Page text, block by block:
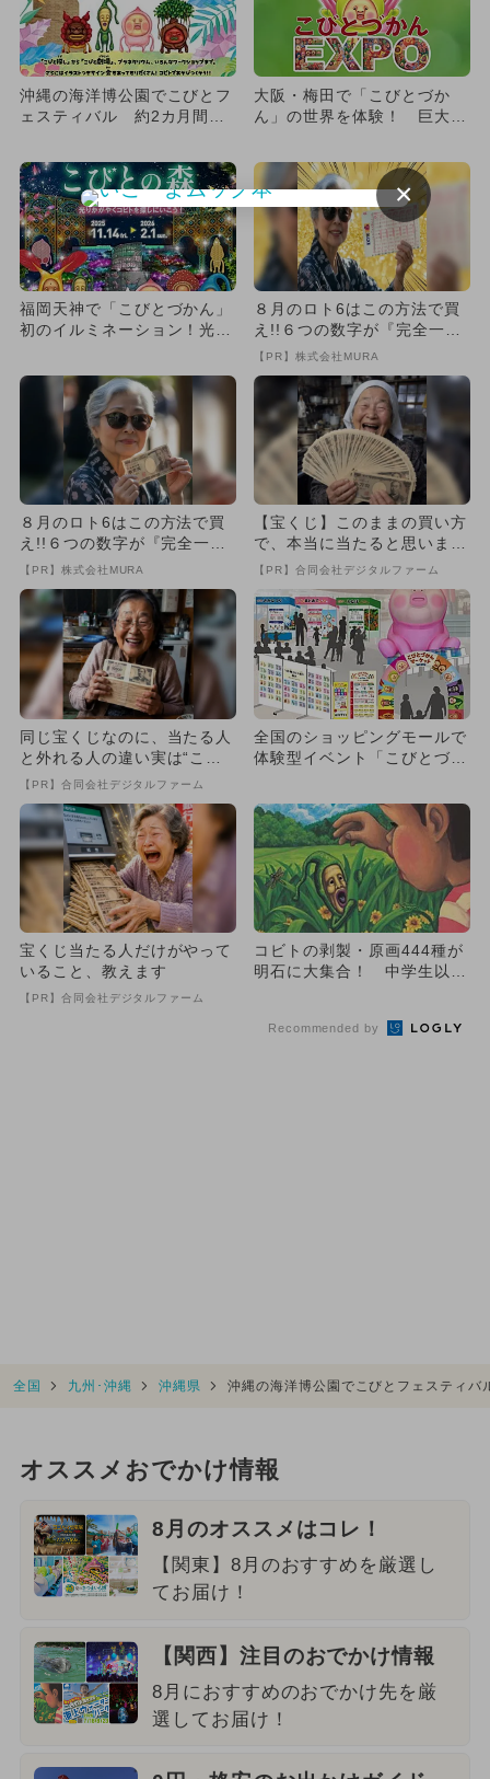
沖縄の海洋博公園でこびとフ
ェスティバル 約2カ月間開
大阪・梅田で「こびとづか
ん」の世界を体験！ 巨大ジ
福岡天神で「こびとづかん」
初のイルミネーション！光る
８月のロト6はこの方法で買
え!!６つの数字が『完全一
致』する方法
【PR】株式会社MURA
８月のロト6はこの方法で買
え!!６つの数字が『完全一
致』する方法
【PR】株式会社MURA
【宝くじ】このままの買い方
で、本当に当たると思います
か
【PR】合同会社デジタルファーム
同じ宝くじなのに、当たる人
と外れる人の違い実は“こ
こ”でした
【PR】合同会社デジタルファーム
全国のショッピングモールで
体験型イベント「こびとづか
宝くじ当たる人だけがやって
いること、教えます
【PR】合同会社デジタルファーム
コビトの剥製・原画444種が
明石に大集合！ 中学生以下
Recommended by
全国 九州･沖縄 沖縄県 沖縄の海洋博公園でこびとフェスティ
オススメおでかけ情報
8月のオススメはコレ！
【関東】8月のおすすめを厳選し
てお届け！
【関西】注目のおでかけ情報
8月におすすめのおでかけ先を厳
選してお届け！
×